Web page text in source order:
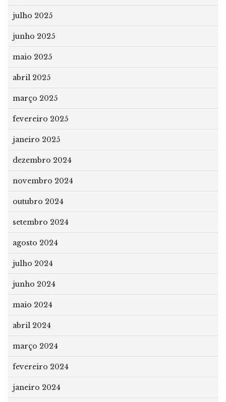
julho 2025
junho 2025
maio 2025
abril 2025
março 2025
fevereiro 2025
janeiro 2025
dezembro 2024
novembro 2024
outubro 2024
setembro 2024
agosto 2024
julho 2024
junho 2024
maio 2024
abril 2024
março 2024
fevereiro 2024
janeiro 2024